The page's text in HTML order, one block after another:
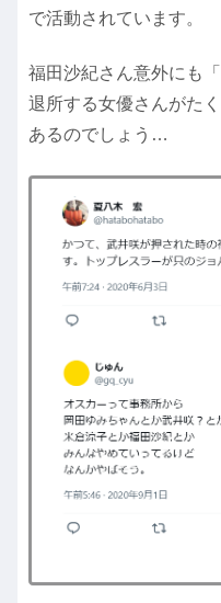
で活動されています。
福田沙紀さん意外にも
退所する女優さんがた
あるのでしょう…